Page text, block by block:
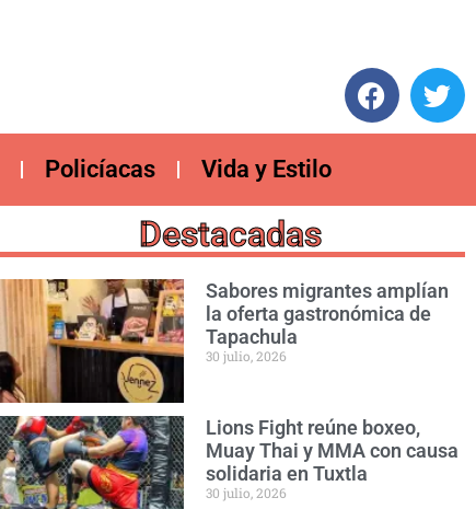
Policíacas Vida y Estilo
Destacadas
Sabores migrantes amplían
la oferta gastronómica de
Tapachula
30 julio, 2026
Lions Fight reúne boxeo,
Muay Thai y MMA con causa
solidaria en Tuxtla
30 julio, 2026